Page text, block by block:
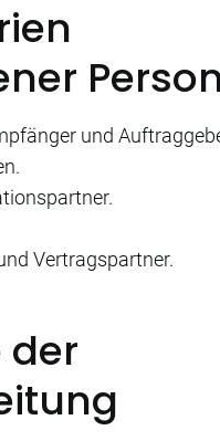
und
Vertragspartner.
der